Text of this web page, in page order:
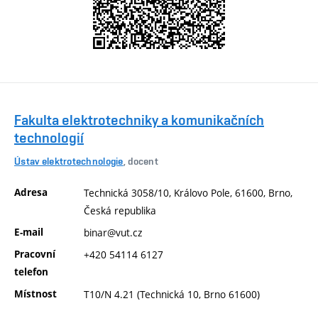
Fakulta elektrotechniky a komunikačních
technologií
Ústav elektrotechnologie , docent
Adresa
Technická 3058/10, Královo Pole, 61600, Brno,
Česká republika
E-mail binar@vut.cz
Pracovní
telefon
+420 54114 6127
Místnost T10/N 4.21 (Technická 10, Brno 61600)